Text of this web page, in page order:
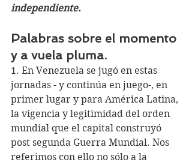
independiente.
Palabras sobre el momento
y a vuela pluma.
1. En Venezuela se jugó en estas
jornadas - y continúa en juego-, en
primer lugar y para América Latina,
la vigencia y legitimidad del orden
mundial que el capital construyó
post segunda Guerra Mundial. Nos
referimos con ello no sólo a la